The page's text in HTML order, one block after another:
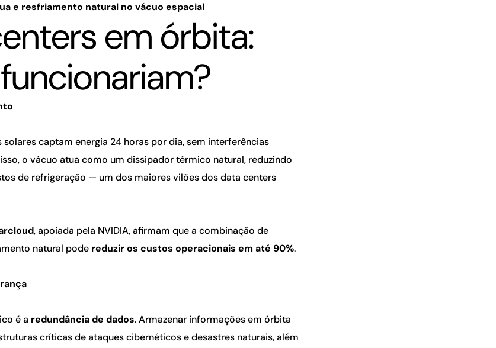
e resfriamento natural no vácuo espacial
em órbita:
solares captam energia 24 horas por dia, sem interferências
o vácuo atua como um dissipador térmico natural, reduzindo
de refrigeração — um dos maiores vilões dos data centers
, apoiada pela NVIDIA, afirmam que a combinação de
natural pode reduzir os custos operacionais em até 90%.
é a redundância de dados. Armazenar informações em órbita
críticas de ataques cibernéticos e desastres naturais, além